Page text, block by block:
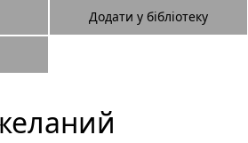
Додати у бібліотеку